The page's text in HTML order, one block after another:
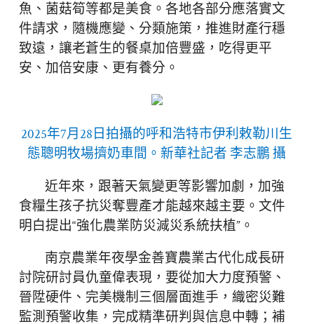
魚、菌菇筍等都是美食。各地各部分應落實文
件請求，隨機應變、分類施策，推進財產行穩
致遠，讓老蒼生的餐桌加倍豐盛，吃得更平
安、加倍安康、更有養分。
2025年7月28日拍攝的呼和浩特市伊利敕勒川生
態聰明牧場擠奶車間。新華社記者 李志鵬 攝
近年來，跟著天氣變更等影響加劇，加強
食糧生孩子抗災奪豐產才能越來越主要。文件
明白提出“強化農業防災減災系統扶植”。
南京農業年夜學金善寶農業古代化成長研
討院研討員仇童偉表現，要從加大力度預警、
晉陞硬件、完美機制三個層面進手，織密災難
監測預警收集，完成精準研判與信息中轉；補